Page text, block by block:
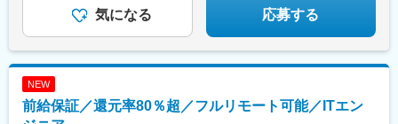
気になる 応募する
NEW
前給保証／還元率80％超／フルリモート可能／ITエン